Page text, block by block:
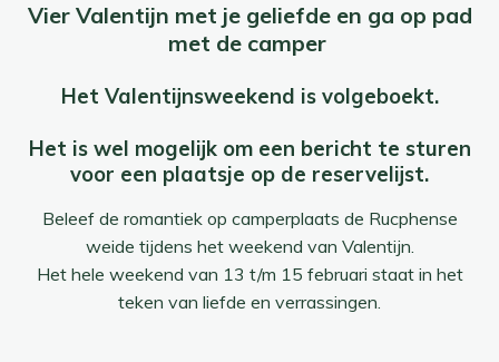
Vier Valentijn met je geliefde en ga op pad
met de camper
Het Valentijnsweekend is volgeboekt.
Het is wel mogelijk om een bericht te sturen
voor een plaatsje op de reservelijst.
Beleef de romantiek op camperplaats de Rucphense
weide tijdens het weekend van Valentijn.
Het hele weekend van 13 t/m 15 februari staat in het
teken van liefde en verrassingen.